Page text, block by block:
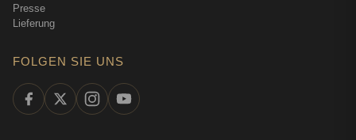
Presse
Lieferung
FOLGEN SIE UNS